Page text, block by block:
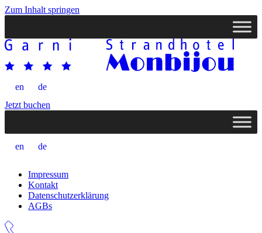
Zum Inhalt springen
en
de
Jetzt buchen
en de
Impressum
Kontakt
Datenschutzerklärung
AGBs